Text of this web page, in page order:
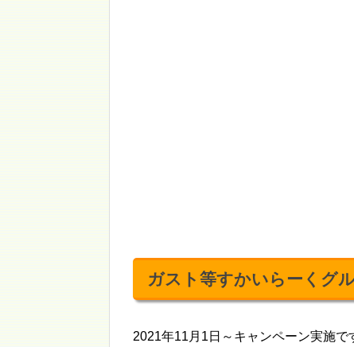
ガスト等すかいらーくグ
2021年11月1日～キャンペーン実施で